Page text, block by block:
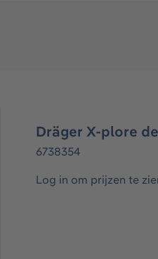
Dräger X-plore
6738354
Log in om prijzen te